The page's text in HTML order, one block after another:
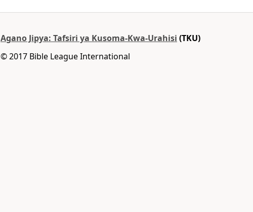
Agano Jipya: Tafsiri ya Kusoma-Kwa-Urahisi (TKU)
© 2017 Bible League International